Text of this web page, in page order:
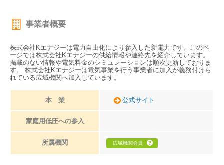
事業者概要
株式会社Kエナジーは電力自由化により参入した新電力です。このペ
ージでは株式会社Kエナジーの供給情報や連絡先を紹介しています。
掲載のない情報や電気料金のシミュレーションは順次更新しておりま
す。 株式会社Kエナジーは電気事業を行う事業者に加入が義務付けら
れている広域機関へ加入しています。
本 業 公式サイト
家庭用低圧への参入
所属機関 広域機関会員